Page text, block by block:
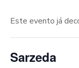
Este evento já
Sarzeda